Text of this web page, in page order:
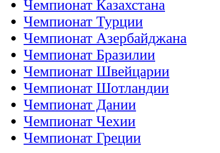
Чемпионат Казахстана
Чемпионат Турции
Чемпионат Азербайджана
Чемпионат Бразилии
Чемпионат Швейцарии
Чемпионат Шотландии
Чемпионат Дании
Чемпионат Чехии
Чемпионат Греции